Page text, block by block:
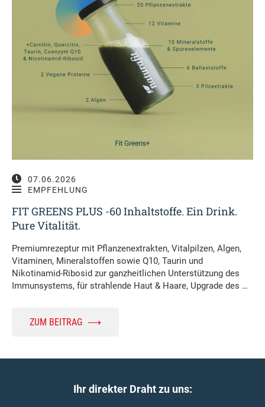
07.06.2026
EMPFEHLUNG
FIT GREENS PLUS -60 Inhaltstoffe. Ein Drink.
Pure Vitalität.
Premiumrezeptur mit Pflanzenextrakten, Vitalpilzen, Algen,
Vitaminen, Mineralstoffen sowie Q10, Taurin und
Nikotinamid-Ribosid zur ganzheitlichen Unterstützung des
Immunsystems, für strahlende Haut & Haare, Upgrade des …
ZUM BEITRAG ⟶
Ihr direkter Draht zu uns: